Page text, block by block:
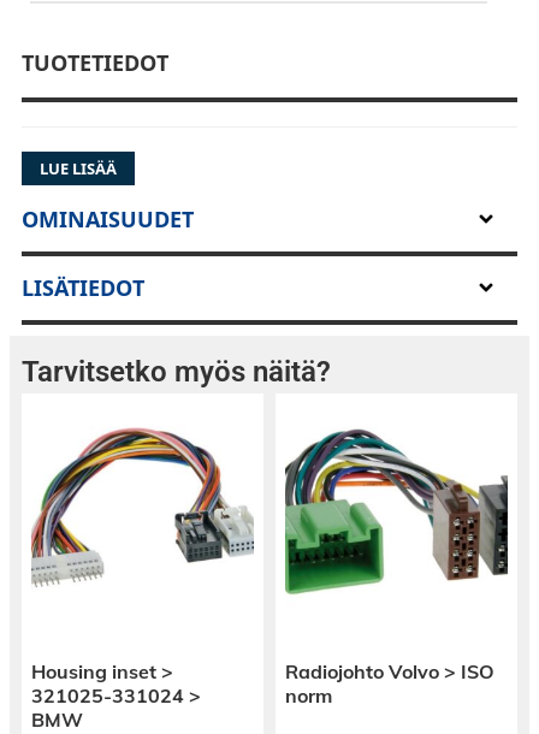
TUOTETIEDOT
LUE LISÄÄ
OMINAISUUDET
LISÄTIEDOT
Tarvitsetko myös näitä?
Housing inset >
321025-331024 >
BMW
Radiojohto Volvo > ISO
norm